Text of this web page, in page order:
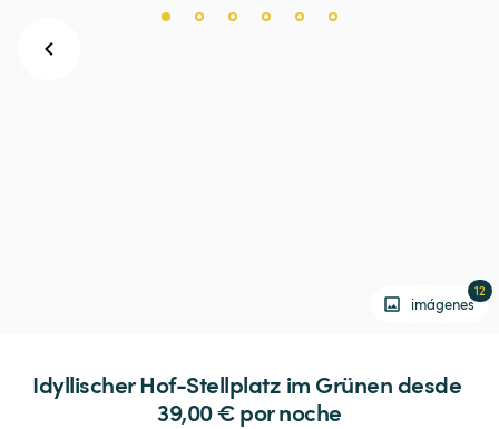
imágenes
12
IdyllischerHof-Stellplatz im Grünen desde
39,00 € por noche